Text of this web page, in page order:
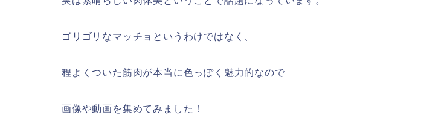
ゴリゴリなマッチョというわけではなく、
程よくついた筋肉が本当に色っぽく魅力的なので
画像や動画を集めてみました！